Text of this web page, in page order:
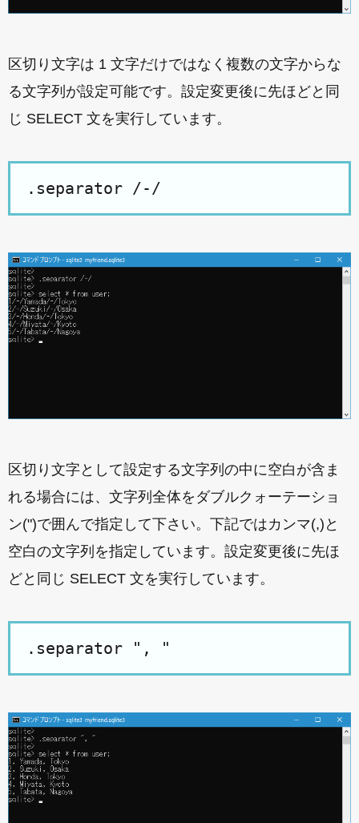
区切り文字は 1 文字だけではなく複数の文字からな
る文字列が設定可能です。設定変更後に先ほどと同
じ SELECT 文を実行しています。
.separator /-/
区切り文字として設定する文字列の中に空白が含ま
れる場合には、文字列全体をダブルクォーテーショ
ン(")で囲んで指定して下さい。下記ではカンマ(,)と
空白の文字列を指定しています。設定変更後に先ほ
どと同じ SELECT 文を実行しています。
.separator ", "